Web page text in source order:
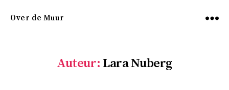
Over de Muur
Auteur: Lara Nuberg